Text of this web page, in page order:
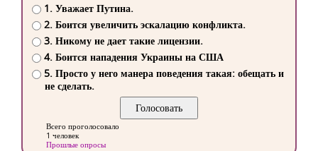
1. Уважает Путина.
2. Боится увеличить эскалацию конфликта.
3. Никому не дает такие лицензии.
4. Боится нападения Украины на США
5. Просто у него манера поведения такая: обещать и
не сделать.
Всего проголосовало
1 человек
Прошлые опросы